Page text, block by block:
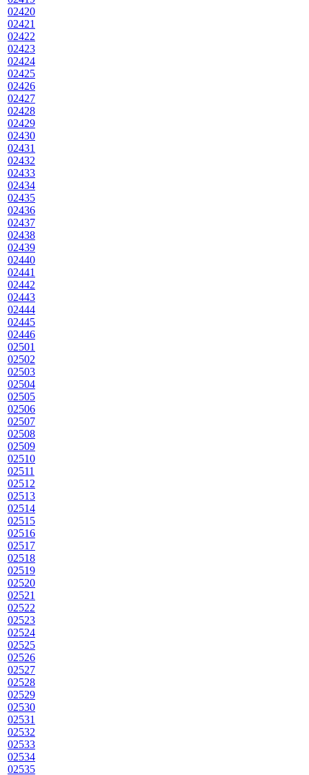
02420
02421
02422
02423
02424
02425
02426
02427
02428
02429
02430
02431
02432
02433
02434
02435
02436
02437
02438
02439
02440
02441
02442
02443
02444
02445
02446
02501
02502
02503
02504
02505
02506
02507
02508
02509
02510
02511
02512
02513
02514
02515
02516
02517
02518
02519
02520
02521
02522
02523
02524
02525
02526
02527
02528
02529
02530
02531
02532
02533
02534
02535